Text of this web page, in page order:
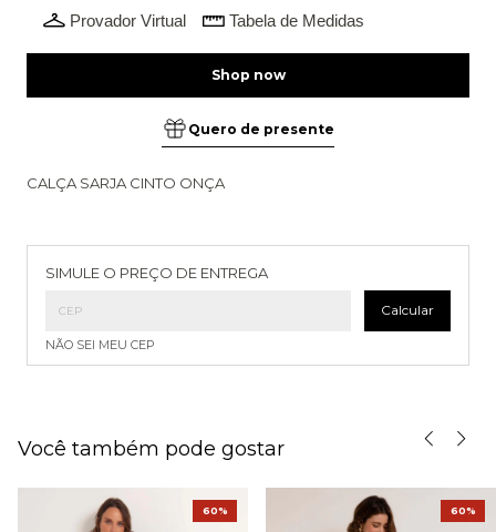
Provador Virtual Tabela de Medidas
Quero de presente
CALÇA SARJA CINTO ONÇA
SIMULE O PREÇO DE ENTREGA
Calcular
NÃO SEI MEU CEP
Você também pode gostar
60% 60%